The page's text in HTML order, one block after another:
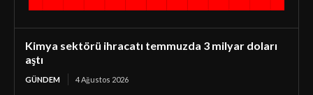
Kimya sektörü ihracatı temmuzda 3 milyar doları
aştı
GÜNDEM 4 Ağustos 2026